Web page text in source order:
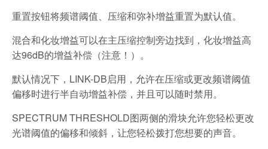
重置按钮将频谱阈值、压缩和弥补增益重置为默认值。
混合和化妆增益可以在主压缩控制旁边找到，化妆增益高
达96dB的增益补偿（注意！）。
默认情况下，LINK-DB启用，允许在压缩或更改频谱阈值
偏移时进行半自动增益补偿，并且可以随时禁用。
SPECTRUM THRESHOLD图两侧的滑块允许您轻松更改
光谱阈值的偏移和倾斜，让您轻松拨打您想要的声音。